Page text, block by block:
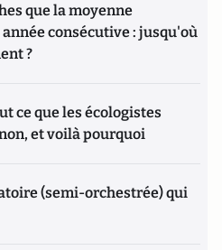
que la moyenne
consécutive : jusqu'où
?
ce que les écologistes
et voilà pourquoi
(semi-orchestrée) qui